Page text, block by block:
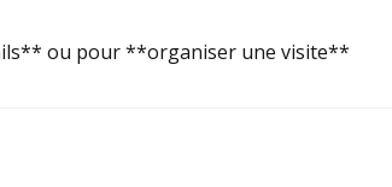
ou pour **organiser une visite**